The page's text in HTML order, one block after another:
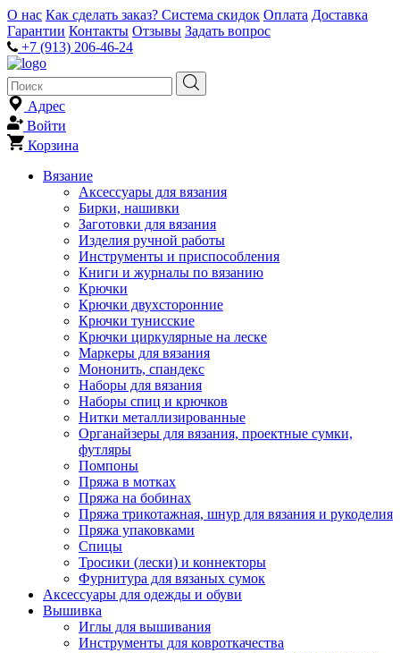
О нас Как сделать заказ? Система скидок Оплата Доставка
Гарантии Контакты Отзывы Задать вопрос
+7 (913) 206-46-24
Адрес
Войти
Корзина
Вязание
Аксессуары для вязания
Бирки, нашивки
Заготовки для вязания
Изделия ручной работы
Инструменты и приспособления
Книги и журналы по вязанию
Крючки
Крючки двухсторонние
Крючки тунисские
Крючки циркулярные на леске
Маркеры для вязания
Мононить, спандекс
Наборы для вязания
Наборы спиц и крючков
Нитки металлизированные
Органайзеры для вязания, проектные сумки,
футляры
Помпоны
Пряжа в мотках
Пряжа на бобинах
Пряжа трикотажная, шнур для вязания и рукоделия
Пряжа упаковками
Спицы
Тросики (лески) и коннекторы
Фурнитура для вязаных сумок
Аксессуары для одежды и обуви
Вышивка
Иглы для вышивания
Инструменты для ковроткачества